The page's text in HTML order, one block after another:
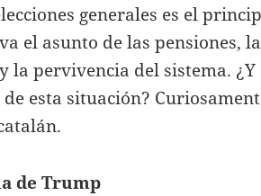
generales es el
el asunto de las pensiones,
la pervivencia del sistema. ¿Y
esta situación?
de Trump